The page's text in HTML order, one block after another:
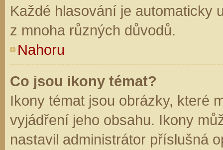
Každé hlasování je automaticky
z mnoha různých důvodů.
Nahoru
Co jsou ikony témat?
Ikony témat jsou obrázky, které
vyjádření jeho obsahu. Ikony
nastavil administrátor příslušná